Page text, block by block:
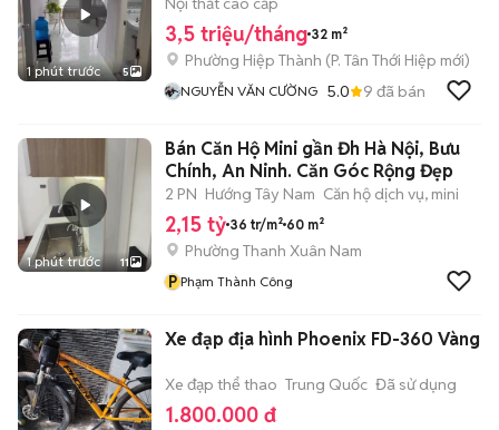
1 phút trước 5
3,5 triệu/tháng 32 m²
Phường Hiệp Thành (P. Tân Thới Hiệp mới)
NGUYỄN VĂN CƯỜNG 5.0 9 đã bán
1 phút trước 11
Bán Căn Hộ Mini gần Đh Hà Nội, Bưu
Chính, An Ninh. Căn Góc Rộng Đẹp
2 PN Hướng Tây Nam Căn hộ dịch vụ, mini
2,15 tỷ 36 tr/m² 60 m²
Phường Thanh Xuân Nam
P Phạm Thành Công
Xe đạp địa hình Phoenix FD-360 Vàng
Xe đạp thể thao Trung Quốc Đã sử dụng
1.800.000 đ